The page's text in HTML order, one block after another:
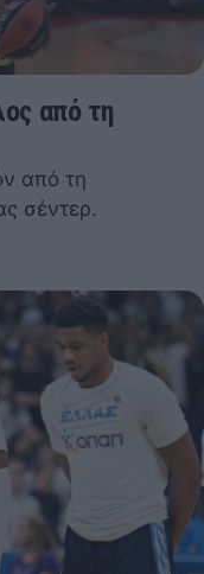
από τη
από τη
σέντερ.